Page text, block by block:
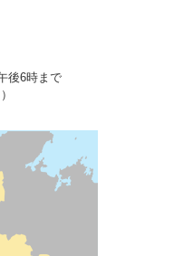
後6時まで